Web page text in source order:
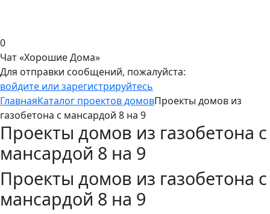
0
Чат «Хорошие Дома»
Для отправки сообщений, пожалуйста:
войдите или зарегистрируйтесь
ГлавнаяКаталог проектов домовПроекты домов из
газобетона c мансардой 8 на 9
Проекты домов из газобетона c
мансардой 8 на 9
Проекты домов из газобетона c
мансардой 8 на 9